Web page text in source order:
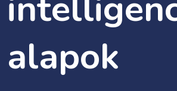
alapok